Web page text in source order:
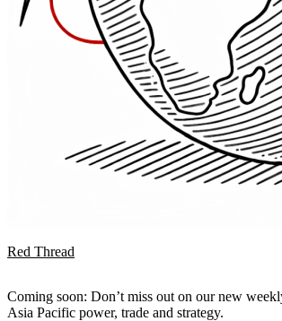
Red Thread
Coming soon: Don’t miss out on our new
Asia Pacific power, trade and strategy.